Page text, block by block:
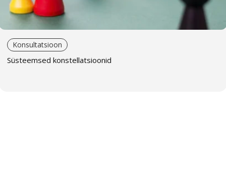
Konsultatsioon
Süsteemsed konstellatsioonid